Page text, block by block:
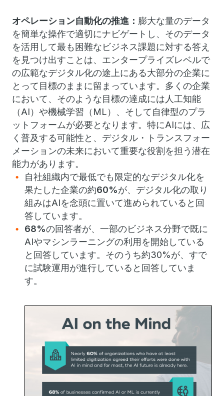
オペレーション自動化の推進： 膨大な量のデータ
を簡単な操作で適切にナビゲートし、そのデータ
を活用して最も困難なビジネス課題に対する答え
を見つけ出すことは、エンタープライズレベルで
の広範なデジタル化の途上にある大部分の企業に
とって目標のままに留まっています。多くの企業
において、そのような目標の達成には人工知能
（AI）や機械学習（ML）、そして自律型のプラ
ットフォームが必要となります。特にAIには、広
く普及する可能性と、デジタル・トランスフォー
メーションの未来において重要な役割を担う潜在
能力があります。
自社組織内で最低でも限定的なデジタル化を
果たした企業の約60%が、デジタル化の取り
組みはAIを念頭に置いて進められていると回
答しています。
68%の回答者が、一部のビジネス分野で既に
AIやマシンラーニングの利用を開始している
と回答しています。そのうち約30%が、すで
に試験運用が進行していると回答していま
す。